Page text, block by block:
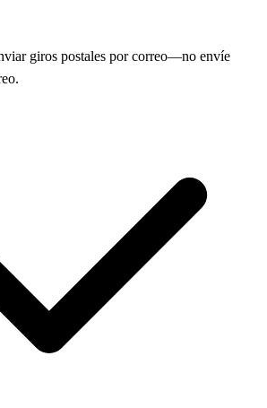
giros postales por correo—no envíe